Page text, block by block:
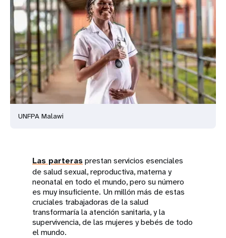
UNFPA Malawi
Las parterasprestan servicios esenciales
de salud sexual, reproductiva, materna y
neonatal en todo el mundo, pero su número
es muy insuficiente. Un millón más de estas
cruciales trabajadoras de la salud
transformaría la atención sanitaria, y la
supervivencia, de las mujeres y bebés de todo
el mundo.